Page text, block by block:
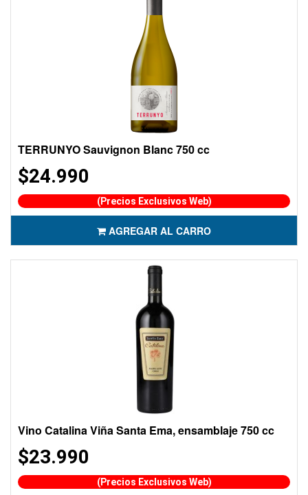
TERRUNYO Sauvignon Blanc 750 cc
$24.990
(Precios Exclusivos Web)
AGREGAR AL CARRO
Vino Catalina Viña Santa Ema, ensamblaje 750 cc
$23.990
(Precios Exclusivos Web)